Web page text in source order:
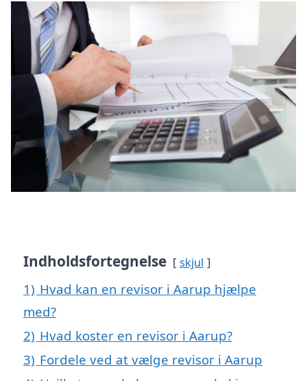
Indholdsfortegnelse skjul
1) Hvad kan en revisor i Aarup hjælpe
med?
2) Hvad koster en revisor i Aarup?
3) Fordele ved at vælge revisor i Aarup